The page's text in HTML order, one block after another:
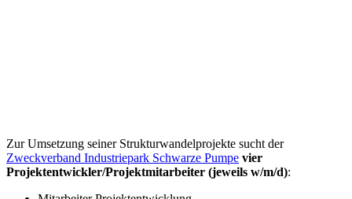
Zur Umsetzung seiner Strukturwandelprojekte sucht der
Zweckverband Industriepark Schwarze Pumpe vier
Projektentwickler/Projektmitarbeiter (jeweils w/m/d):